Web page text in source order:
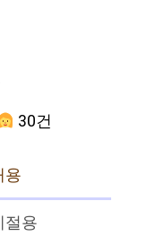
30건
용
절용